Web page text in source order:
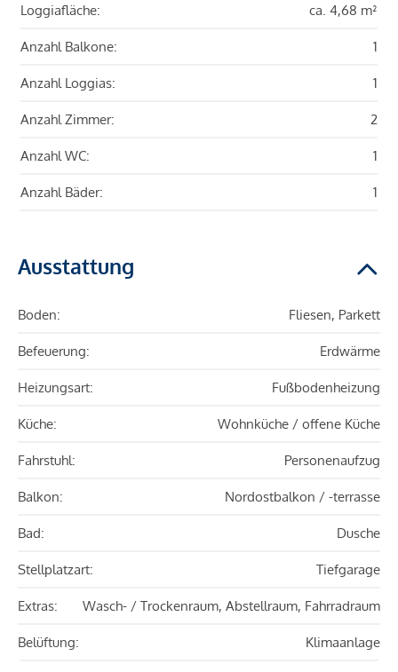
Loggiafläche: ca. 4,68 m²
Anzahl Balkone: 1
Anzahl Loggias: 1
Anzahl Zimmer: 2
Anzahl WC: 1
Anzahl Bäder: 1
Ausstattung
Boden: Fliesen, Parkett
Befeuerung: Erdwärme
Heizungsart: Fußbodenheizung
Küche: Wohnküche / offene Küche
Fahrstuhl: Personenaufzug
Balkon: Nordostbalkon / -terrasse
Bad: Dusche
Stellplatzart: Tiefgarage
Extras: Wasch- / Trockenraum, Abstellraum, Fahrradraum
Belüftung: Klimaanlage